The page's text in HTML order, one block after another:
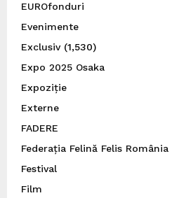
EUROfonduri
Evenimente
Exclusiv(1,530)
Expo 2025 Osaka
Expoziție
Externe
FADERE
Federația Felină Felis România
Festival
Film